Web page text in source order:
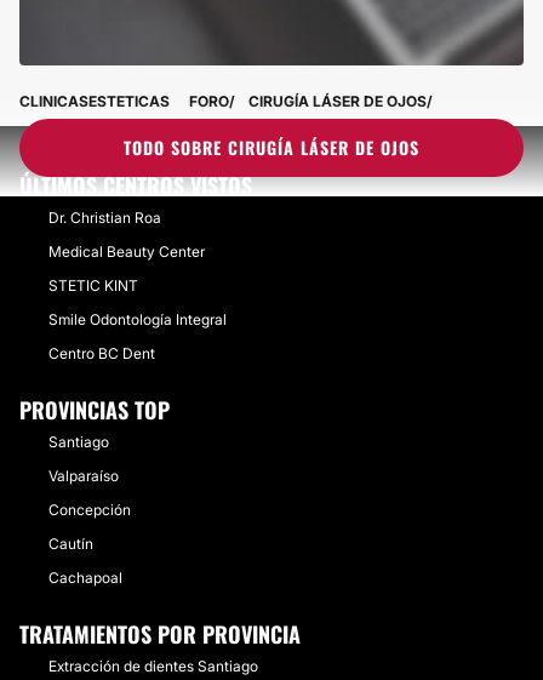
TODO SOBRE CIRUGÍA LÁSER DE OJOS
CLINICASESTETICAS FORO CIRUGÍA LÁSER DE OJOS
ÚLTIMOS CENTROS VISTOS
Dr. Christian Roa
Medical Beauty Center
STETIC KINT
Smile Odontología Integral
Centro BC Dent
PROVINCIAS TOP
Santiago
Valparaíso
Concepción
Cautín
Cachapoal
TRATAMIENTOS POR PROVINCIA
Extracción de dientes Santiago